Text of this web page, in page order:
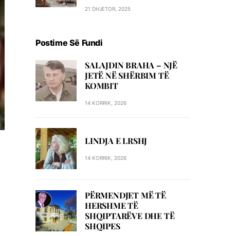
21 DHJETOR, 2025
Postime Së Fundi
SALAJDIN BRAHA – NJЁ
JETЁ NЁ SHЁRBIM TЁ
KOMBIT
14 KORRIK, 2026
LINDJA E LRSHJ
14 KORRIK, 2026
PËRMENDJET MË TË
HERSHME TË
SHQIPTARËVE DHE TË
SHQIPES